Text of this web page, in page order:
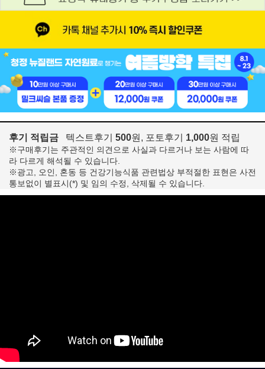
후기 적립금 텍스트후기 500원, 포토후기 1,000원 적립
※구매후기는 주관적인 의견으로 사실과 다르거나 보는 사람에 따
라 다르게 해석될 수 있습니다.
※광고, 오인, 혼동 등 건강기능식품 관련법상 부적절한 표현은 사전
통보없이 별표시(*) 및 임의 수정, 삭제될 수 있습니다.